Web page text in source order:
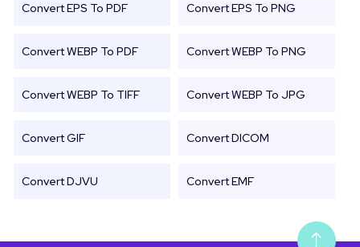
Convert EPS To PDF Convert EPS To PNG
Convert WEBP To PDF Convert WEBP To PNG
Convert WEBP To TIFF Convert WEBP To JPG
Convert GIF Convert DICOM
Convert DJVU Convert EMF